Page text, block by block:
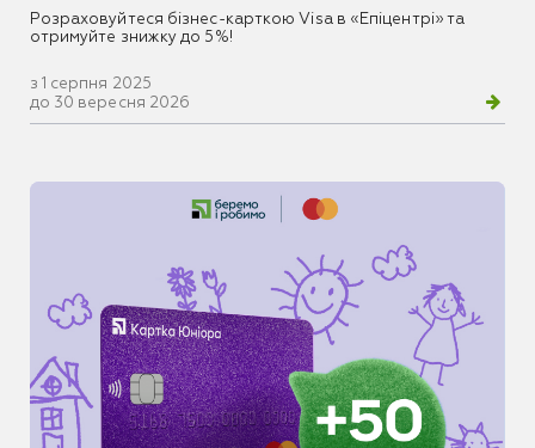
Розраховуйтеся бізнес-карткою Visa в «Епіцентрі» та
отримуйте знижку до 5%!
з 1 серпня 2025
до 30 вересня 2026